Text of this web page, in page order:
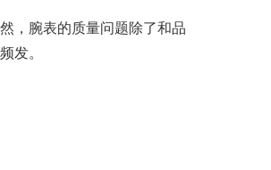
，腕表的质量问题除了和品
发。